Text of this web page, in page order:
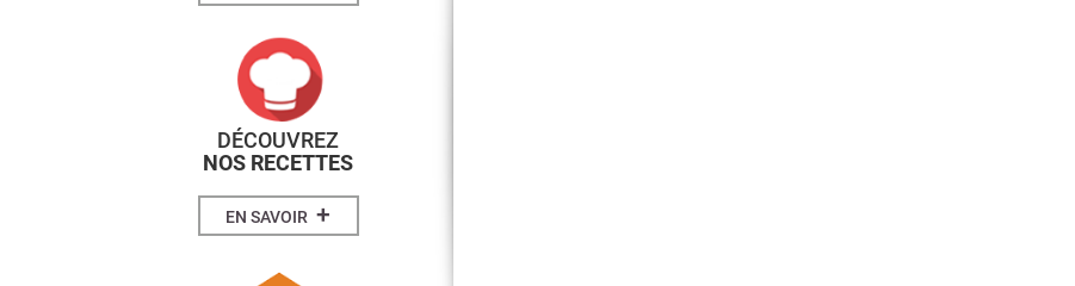
DÉCOUVREZ
NOS RECETTES
EN SAVOIR +